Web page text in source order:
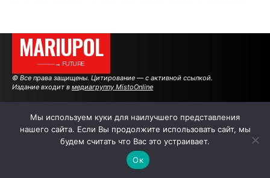
MARIUPOL
———→ FUTURE
© Все права защищены. Цитирование — с активной ссылкой.
Издание входит в медиагруппу MistoOnline
АВТОРЫ РЕКЛАМА НА САЙТЕ
Мы используем куки для наилучшего представления
нашего сайта. Если Вы продолжите использовать сайт, мы
будем считать что Вас это устраивает.
Ок